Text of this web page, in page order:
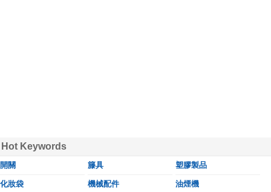
Hot Keywords
開關 籐具 塑膠製品
化妝袋 機械配件 油煙機